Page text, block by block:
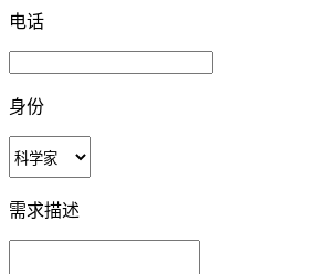
电话
身份
需求描述